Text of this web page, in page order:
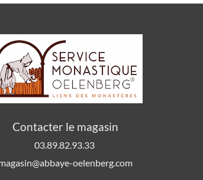
Contacter le magasin
03.89.82.93.33
oelenberg.com